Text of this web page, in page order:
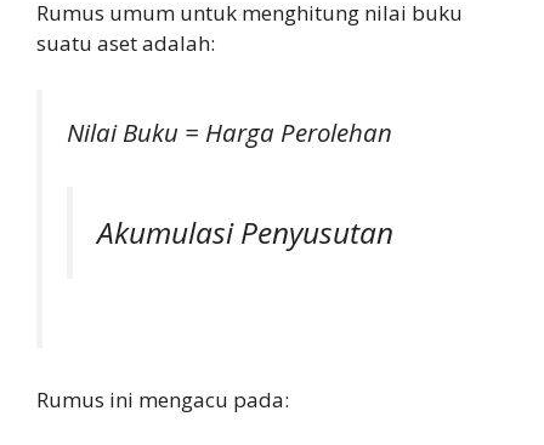
Rumus umum untuk menghitung nilai buku
suatu aset adalah:
Nilai Buku = Harga Perolehan
Akumulasi Penyusutan
Rumus ini mengacu pada: